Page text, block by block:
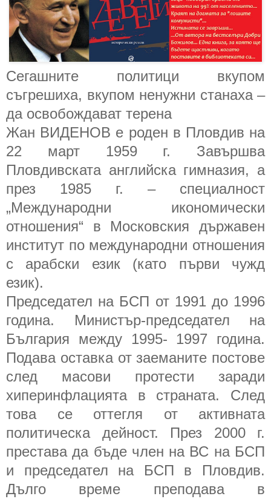
Сегашните политици вкупом
съгрешиха, вкупом ненужни станаха –
да освобождават терена
Жан ВИДЕНОВ е роден в Пловдив на
22 март 1959 г. Завършва
Пловдивската английска гимназия, а
през 1985 г. – специалност
„Международни икономически
отношения“ в Московския държавен
институт по международни отношения
с арабски език (като първи чужд
език).
Председател на БСП от 1991 до 1996
година. Министър-председател на
България между 1995- 1997 година.
Подава оставка от заеманите постове
след масови протести заради
хиперинфлацията в страната. След
това се оттегля от активната
политическа дейност. През 2000 г.
престава да бъде член на ВС на БСП
и председател на БСП в Пловдив.
Дълго време преподава в